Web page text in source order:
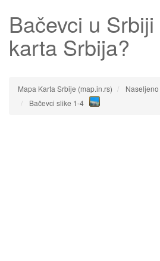
Bačevci u
karta Srbija?
Mapa Karta Srbije (map.in.rs)
Bačevci slike 1-4